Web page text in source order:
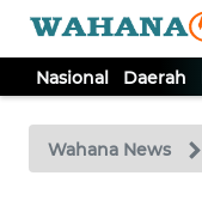
Nasional Daerah
Wahana News
TV
Tutup